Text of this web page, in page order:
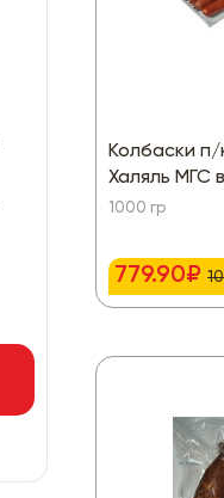
Колбаски п/
Халяль МГС
1000 гр
779.90₽